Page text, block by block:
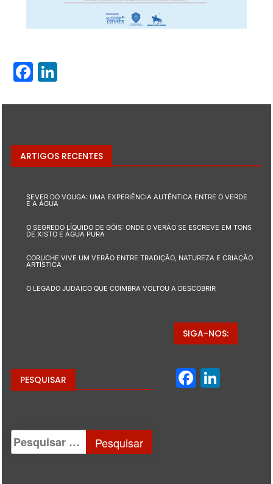
Facebook
ARTIGOS RECENTES
SEVER DO VOUGA: UMA EXPERIÊNCIA AUTÊNTICA ENTRE O VERDE
E A ÁGUA
O SEGREDO LÍQUIDO DE GÓIS: ONDE O VERÃO SE ESCREVE EM TONS
DE XISTO E ÁGUA PURA
CORUCHE VIVE UM VERÃO ENTRE TRADIÇÃO, NATUREZA E CRIAÇÃO
ARTÍSTICA
O LEGADO JUDAICO QUE COIMBRA VOLTOU A DESCOBRIR
PESQUISAR
SIGA-NOS: